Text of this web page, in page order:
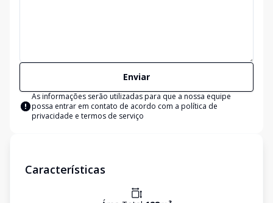
Enviar
As informações serão utilizadas para que a nossa equipe
possa entrar em contato de acordo com a política de
privacidade e termos de serviço
Características